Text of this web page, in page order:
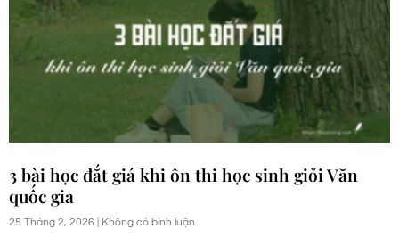
3 bài học đắt giá khi ôn thi học sinh giỏi Văn
quốc gia
25 Tháng 2, 2026 Không có bình luận